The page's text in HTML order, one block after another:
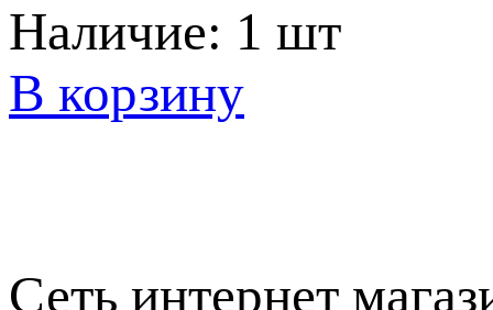
Наличие: 1 шт
В корзину
Сеть интернет